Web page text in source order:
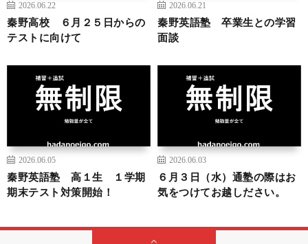
2026.06.22
秦野高校 ６月２５日からの
テストに向けて
2026.06.21
秦野英語塾 卒業生との学習
面談
2026.06.05
秦野英語塾 高１生 １学期
期末テスト対策開始！
2026.06.03
６月３日（水）通塾の際はお
気をつけてお越しださい。